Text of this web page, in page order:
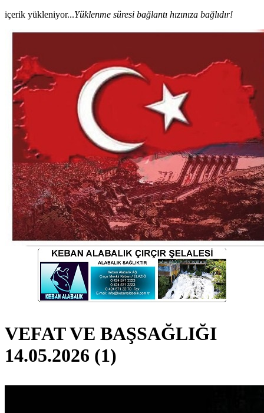
içerik yükleniyor...Yüklenme süresi bağlantı hızınıza bağlıdır!
VEFAT VE BAŞSAĞLIĞI
14.05.2026 (1)